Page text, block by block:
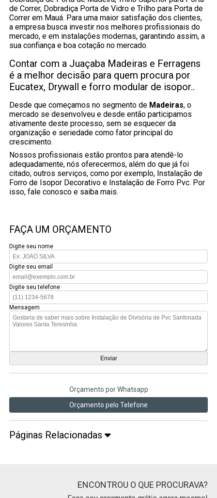
de Correr, Dobradiça Porta de Vidro e Trilho para Porta de
Correr em Mauá. Para uma maior satisfação dos clientes,
a empresa busca investir nos melhores profissionais do
mercado, e em instalações modernas, garantindo assim, a
sua confiança e boa cotação no mercado.
Contar com a Juaçaba Madeiras e Ferragens
é a melhor decisão para quem procura por
Eucatex, Drywall e forro modular de isopor..
Desde que começamos no segmento de Madeiras, o
mercado se desenvolveu e desde então participamos
ativamente deste processo, sem se esquecer da
organização e seriedade como fator principal do
crescimento.
Nossos profissionais estão prontos para atendê-lo
adequadamente, nós oferecermos, além do que já foi
citado, outros serviços, como por exemplo, Instalação de
Forro de Isopor Decorativo e Instalação de Forro Pvc. Por
isso, fale conosco e saiba mais.
FAÇA UM ORÇAMENTO
Digite seu nome
Digite seu email
Digite seu telefone
Mensagem
Orçamento por Whatsapp
Orçamento pelo Telefone
Páginas Relacionadas
ENCONTROU O QUE PROCURAVA?